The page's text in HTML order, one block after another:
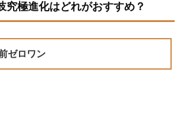
究極進化はどれがおすすめ？
ゼロワン